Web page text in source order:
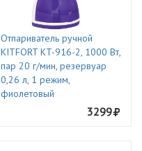
Отпариватель ручной
KITFORT KT-916-2, 1000 Вт,
пар 20 г/мин, резервуар
0,26 л, 1 режим,
фиолетовый
3299